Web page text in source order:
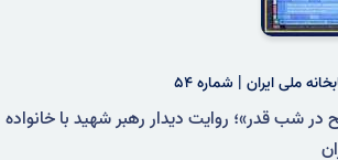
ملی ایران | شماره ۵۴
شب قدر»؛ روایت دیدار رهبر شهید با خانواده